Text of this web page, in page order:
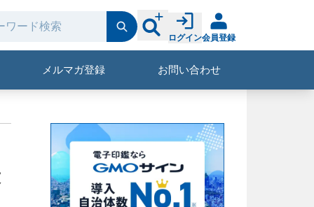
ログイン会員登録
メルマガ登録 お問い合わせ